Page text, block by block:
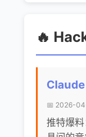
🔥
📅 2026-
推特爆